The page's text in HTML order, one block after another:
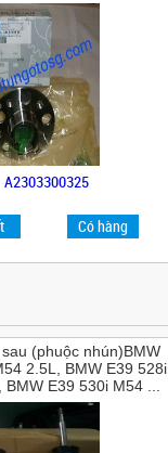
A2303300325
Có hàng
(phuộc nhún)BMW
2.5L, BMW E39 528i
E39 530i M54 ...